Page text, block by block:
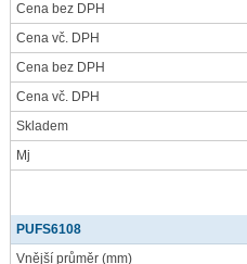
Cena bez DPH
Cena vč. DPH
Cena bez DPH
Cena vč. DPH
Skladem
Mj
PUFS6108
Vnější průměr (mm)